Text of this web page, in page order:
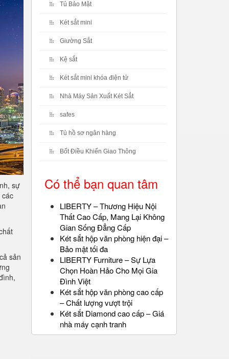
sự
các
sản
Tủ Bảo Mật
Két sắt mini
Giường Sắt
Kệ sắt
Két sắt mini khóa điện tử
Nhà Máy Sản Xuất Két Sắt
safes
Tủ hồ sơ ngân hàng
Bốt Điều Khiển Giao Thông
Có thể bạn quan tâm
LIBERTY – Thương Hiệu Nội
Thất Cao Cấp, Mang Lại Không
Gian Sống Đẳng Cấp
Két sắt hộp văn phòng hiện đại –
Bảo mật tối đa
LIBERTY Furniture – Sự Lựa
Chọn Hoàn Hảo Cho Mọi Gia
Đình Việt
Két sắt hộp văn phòng cao cấp
– Chất lượng vượt trội
Két sắt Diamond cao cấp – Giá
nhà máy cạnh tranh